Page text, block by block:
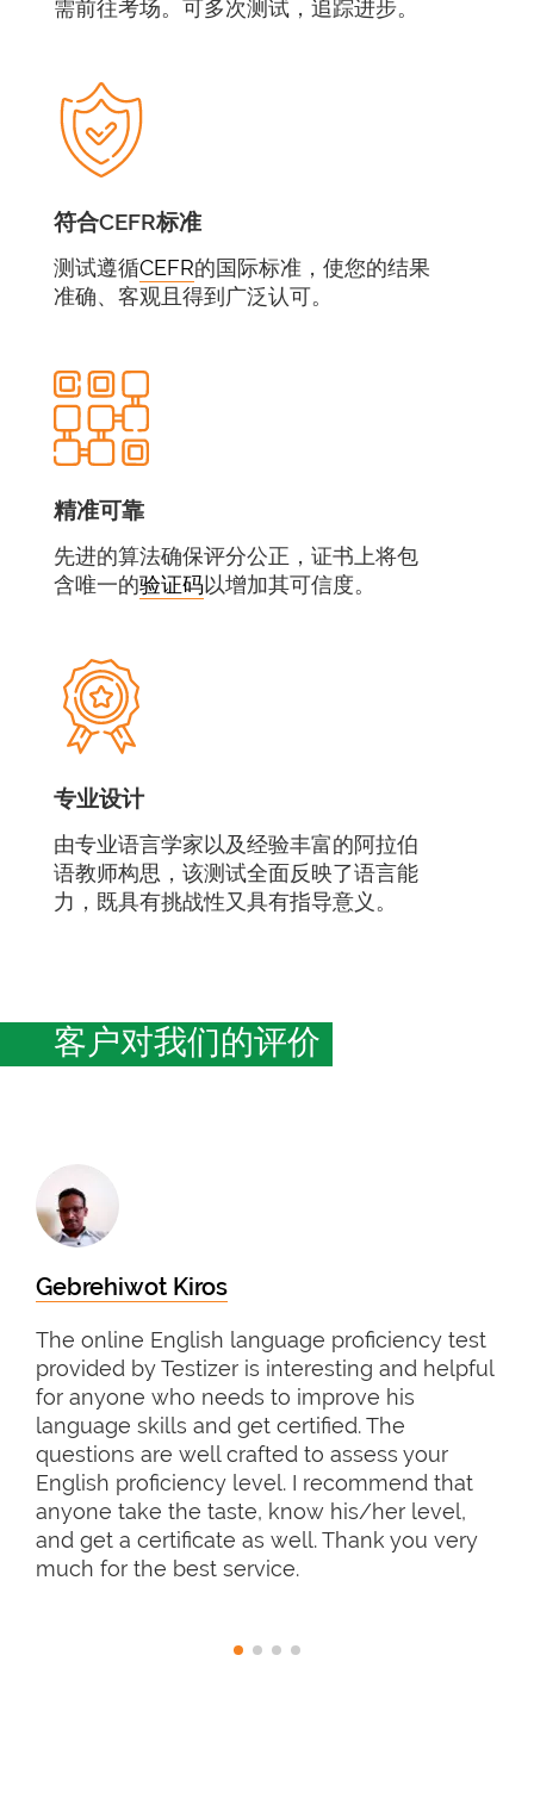
需前往考场。可多次测试，追踪进步。
符合CEFR标准
测试遵循CEFR的国际标准，使您的结果
准确、客观且得到广泛认可。
精准可靠
先进的算法确保评分公正，证书上将包
含唯一的验证码以增加其可信度。
专业设计
由专业语言学家以及经验丰富的阿拉伯
语教师构思，该测试全面反映了语言能
力，既具有挑战性又具有指导意义。
客户对我们的评价
Gebrehiwot Kiros
The online English language proficiency test
provided by Testizer is interesting and helpful
for anyone who needs to improve his
language skills and get certified. The
questions are well crafted to assess your
English proficiency level. I recommend that
anyone take the taste, know his/her level,
and get a certificate as well. Thank you very
much for the best service.